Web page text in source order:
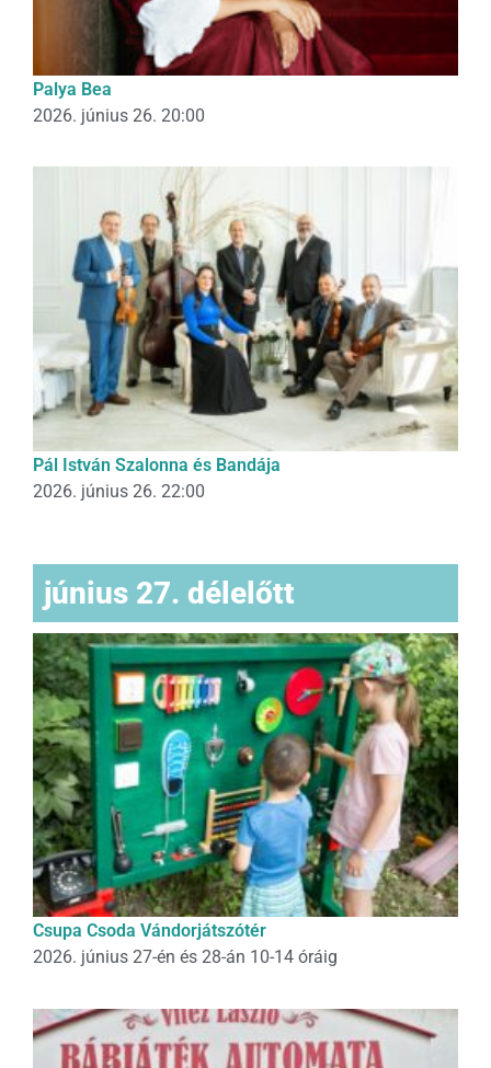
Palya Bea
2026. június 26. 20:00
Pál István Szalonna és Bandája
2026. június 26. 22:00
június 27. délelőtt
Csupa Csoda Vándorjátszótér
2026. június 27-én és 28-án 10-14 óráig